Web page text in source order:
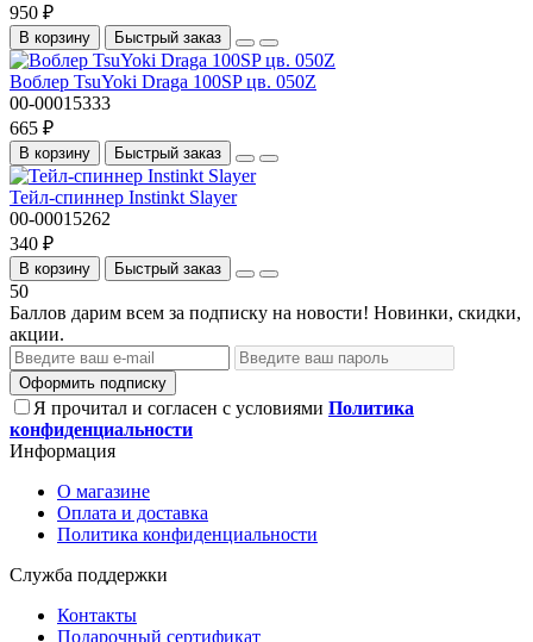
950 ₽
В корзину Быстрый заказ
Воблер TsuYoki Draga 100SP цв. 050Z
00-00015333
665 ₽
В корзину Быстрый заказ
Тейл-спиннер Instinkt Slayer
00-00015262
340 ₽
В корзину Быстрый заказ
50
Баллов дарим всем за подписку на новости! Новинки, скидки,
акции.
Оформить подписку
Я прочитал и согласен с условиями Политика
конфиденциальности
Информация
О магазине
Оплата и доставка
Политика конфиденциальности
Служба поддержки
Контакты
Подарочный сертификат